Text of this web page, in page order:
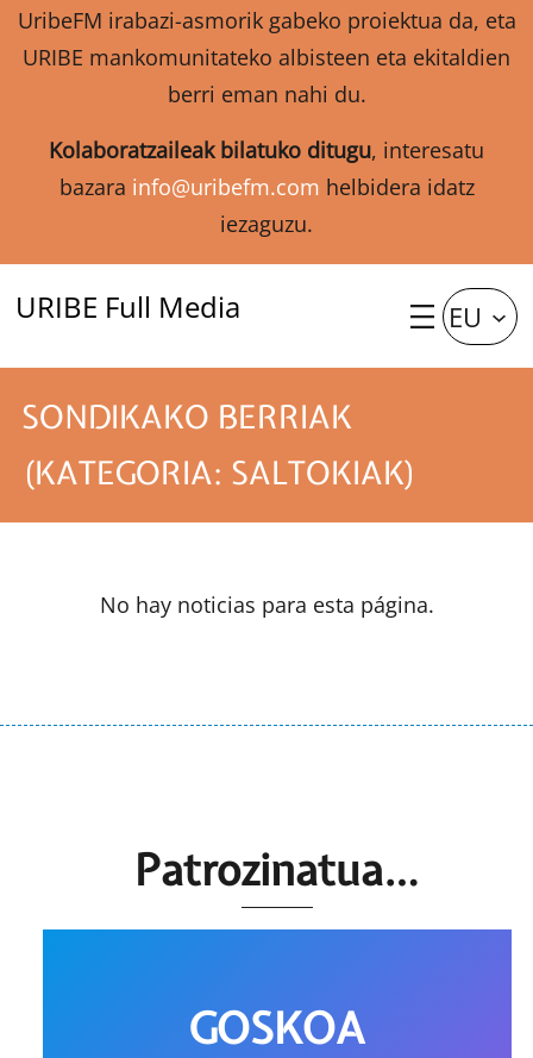
UribeFM irabazi-asmorik gabeko proiektua da, eta
URIBE mankomunitateko albisteen eta ekitaldien
berri eman nahi du.
Kolaboratzaileak bilatuko ditugu, interesatu
bazara info@uribefm.com helbidera idatz
iezaguzu.
URIBE Full Media EU
SONDIKAKO BERRIAK
(KATEGORIA: SALTOKIAK)
No hay noticias para esta página.
Patrozinatua…
GOSKOA